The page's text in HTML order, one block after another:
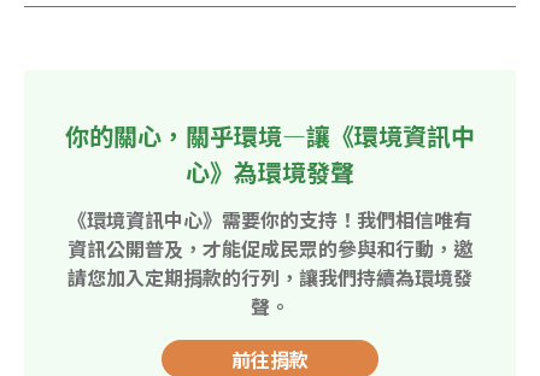
你的關心，關乎環境—讓《環境資訊中
心》為環境發聲
《環境資訊中心》需要你的支持！我們相信唯有
資訊公開普及，才能促成民眾的參與和行動，邀
請您加入定期捐款的行列，讓我們持續為環境發
聲。
前往捐款